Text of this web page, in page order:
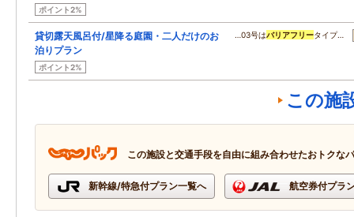
ポイント2%
貸切露天風呂付/星降る庭園・二人だけのお
泊りプラン
ポイント2%
…03号はバリアフリータイプ…
この施
この施設と交通手段を自由に組み合わせたおトクな
新幹線/特急付プラン一覧へ 航空券付プラ